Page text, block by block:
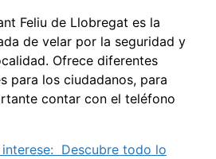
Feliu de Llobregat es la
de velar por la seguridad y
Ofrece diferentes
para los ciudadanos, para
contar con el teléfono
Descubre todo lo